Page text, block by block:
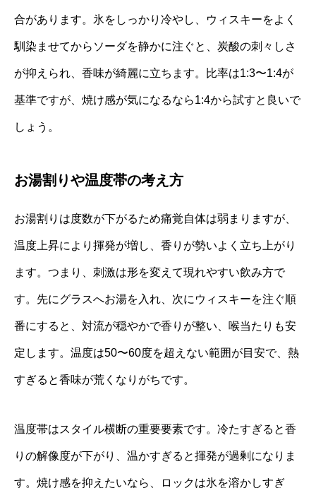
合があります。氷をしっかり冷やし、ウィスキーをよく
馴染ませてからソーダを静かに注ぐと、炭酸の刺々しさ
が抑えられ、香味が綺麗に立ちます。比率は1:3〜1:4が
基準ですが、焼け感が気になるなら1:4から試すと良いで
しょう。
お湯割りや温度帯の考え方
お湯割りは度数が下がるため痛覚自体は弱まりますが、
温度上昇により揮発が増し、香りが勢いよく立ち上がり
ます。つまり、刺激は形を変えて現れやすい飲み方で
す。先にグラスへお湯を入れ、次にウィスキーを注ぐ順
番にすると、対流が穏やかで香りが整い、喉当たりも安
定します。温度は50〜60度を超えない範囲が目安で、熱
すぎると香味が荒くなりがちです。
温度帯はスタイル横断の重要要素です。冷たすぎると香
りの解像度が下がり、温かすぎると揮発が過剰になりま
す。焼け感を抑えたいなら、ロックは氷を溶かしすぎ